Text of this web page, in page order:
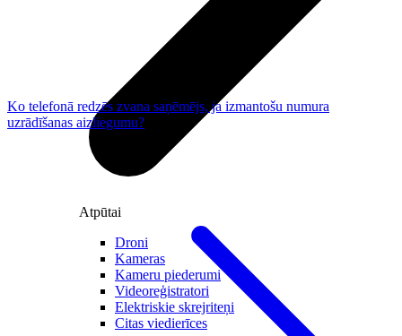
Atpūtai
Droni
Kameras
Kameru piederumi
Videoreģistratori
Elektriskie skrejriteņi
Citas viedierīces
Ko telefonā redzēs zvana saņēmējs, ja izmantošu numura
uzrādīšanas aizliegumu?